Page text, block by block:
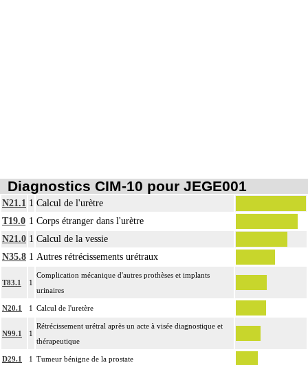
Diagnostics CIM-10 pour JEGE001
N21.1 1 Calcul de l'urètre
T19.0 1 Corps étranger dans l'urètre
N21.0 1 Calcul de la vessie
N35.8 1 Autres rétrécissements urétraux
T83.1 1
Complication mécanique d'autres prothèses et implants
urinaires
N20.1 1 Calcul de l'uretère
N99.1 1
Rétrécissement urétral après un acte à visée diagnostique et
thérapeutique
D29.1 1 Tumeur bénigne de la prostate